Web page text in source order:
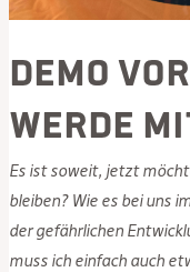
Demo
Werde
Es ist soweit, jetzt
bleiben? Wie es bei uns
der gefährlichen
muss ich einfach auch